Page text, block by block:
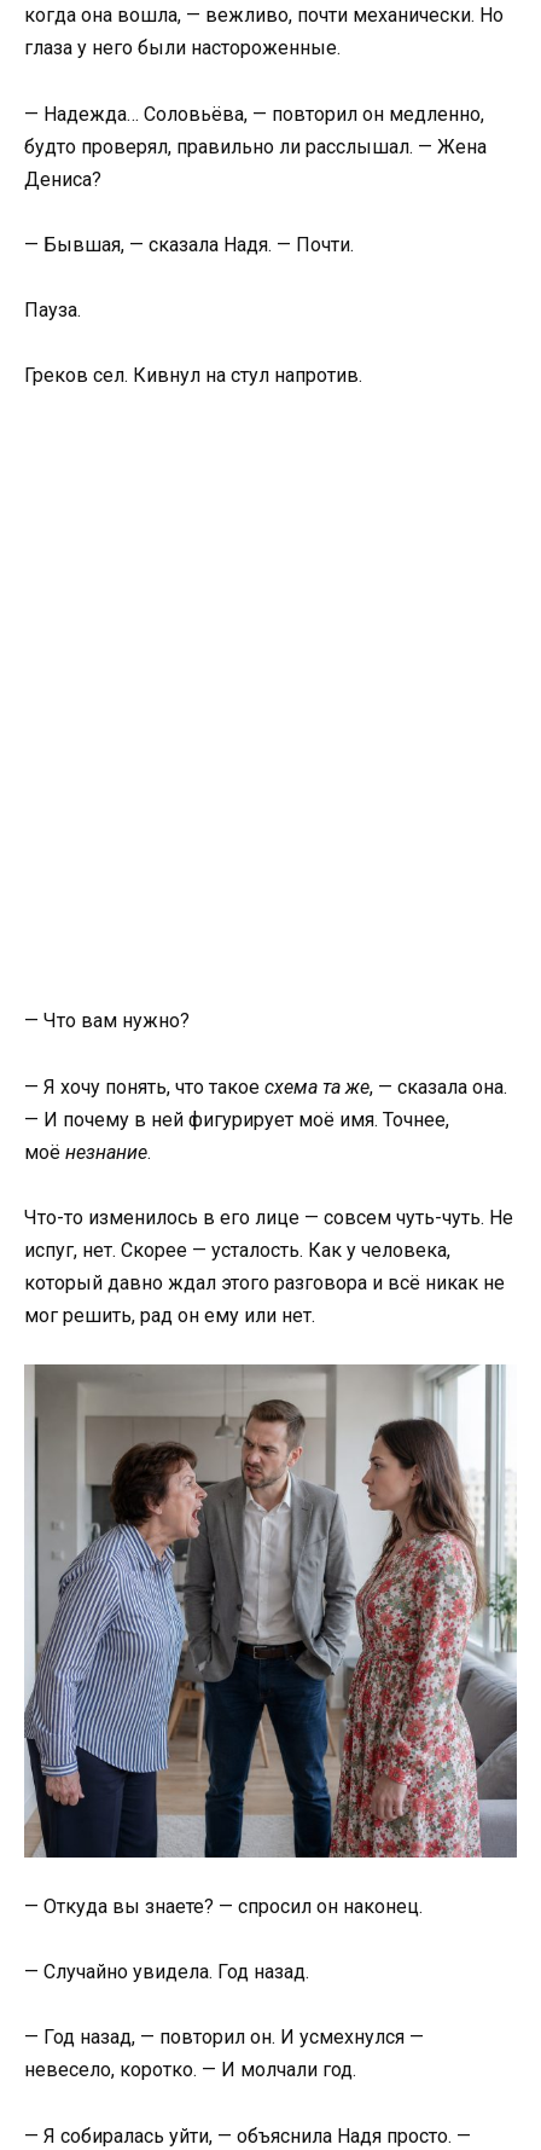
когда она вошла, — вежливо, почти механически. Но
глаза у него были настороженные.
— Надежда… Соловьёва, — повторил он медленно,
будто проверял, правильно ли расслышал. — Жена
Дениса?
— Бывшая, — сказала Надя. — Почти.
Пауза.
Греков сел. Кивнул на стул напротив.
— Что вам нужно?
— Я хочу понять, что такое схема та же, — сказала она.
— И почему в ней фигурирует моё имя. Точнее,
моё незнание.
Что-то изменилось в его лице — совсем чуть-чуть. Не
испуг, нет. Скорее — усталость. Как у человека,
который давно ждал этого разговора и всё никак не
мог решить, рад он ему или нет.
— Откуда вы знаете? — спросил он наконец.
— Случайно увидела. Год назад.
— Год назад, — повторил он. И усмехнулся —
невесело, коротко. — И молчали год.
— Я собиралась уйти, — объяснила Надя просто. —